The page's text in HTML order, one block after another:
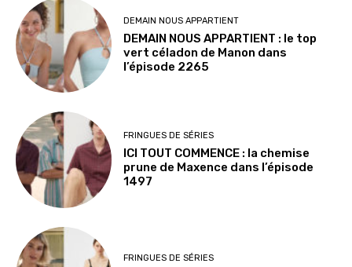
DEMAIN NOUS APPARTIENT
DEMAIN NOUS APPARTIENT : le top
vert céladon de Manon dans
l’épisode 2265
FRINGUES DE SÉRIES
ICI TOUT COMMENCE : la chemise
prune de Maxence dans l’épisode
1497
FRINGUES DE SÉRIES